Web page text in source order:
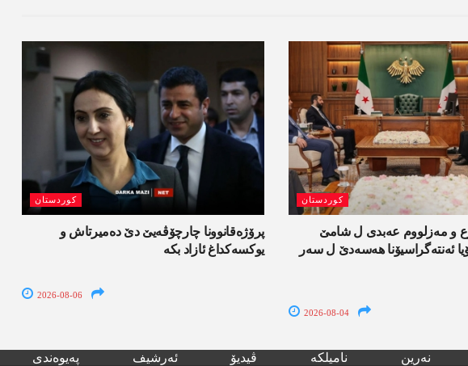
کوردستان
پرۆژەقانوونا چارچۆڤەیێ دێ دەمیرتاش و
یوکسەکداغ ئازاد بکە
2026-08-06
کوردستان
و مەزلووم عەبدی ل شامێ
ئەنتەگراسیۆنا ھەسەدێ ل سەر
2026-08-04
پەیوەندی ئەرشیف ڤیدیۆ نامیلکە نەرین